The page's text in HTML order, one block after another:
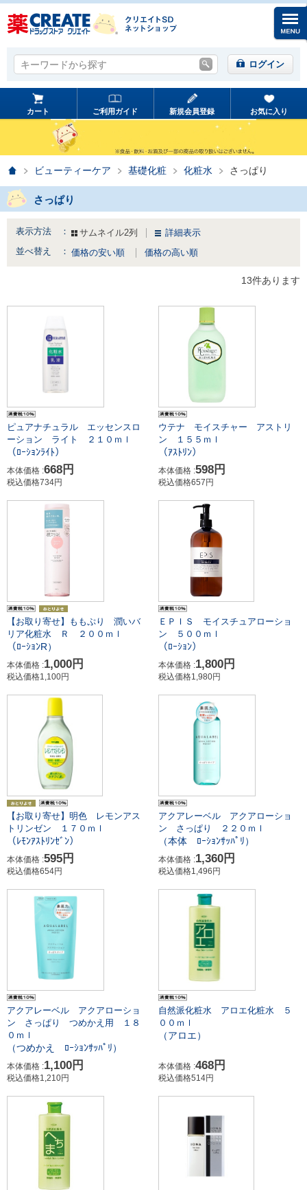
キーワードから探す
キーワードから探す ログイン
カート ご利用ガイド 新規会員登録 お気に入り
ホームビューティーケア 基礎化粧 化粧水 さっぱり
さっぱり
表示方法 ： サムネイル2列
詳細表示
並べ替え ： 価格の安い順 価格の高い順
13件あります
ピュアナチュラル エッセンスロ
ーション ライト ２１０ｍｌ
（ﾛｰｼｮﾝﾗｲﾄ）
本体価格 :668円
税込価格734円
ウテナ モイスチャー アストリ
ン １５５ｍｌ
（ｱｽﾄﾘﾝ）
本体価格 :598円
税込価格657円
【お取り寄せ】ももぷり 潤いバ
リア化粧水 Ｒ ２００ｍｌ
（ﾛｰｼｮﾝR）
本体価格 :1,000円
税込価格1,100円
ＥＰＩＳ モイスチュアローショ
ン ５００ｍｌ
（ﾛｰｼｮﾝ）
本体価格 :1,800円
税込価格1,980円
【お取り寄せ】明色 レモンアス
トリンゼン １７０ｍｌ
（ﾚﾓﾝｱｽﾄﾘﾝｾﾞﾝ）
本体価格 :595円
税込価格654円
アクアレーベル アクアローショ
ン さっぱり ２２０ｍｌ
（本体 ﾛｰｼｮﾝｻｯﾊﾟﾘ）
本体価格 :1,360円
税込価格1,496円
アクアレーベル アクアローショ
ン さっぱり つめかえ用 １８
０ｍｌ
（つめかえ ﾛｰｼｮﾝｻｯﾊﾟﾘ）
本体価格 :1,100円
税込価格1,210円
自然派化粧水 アロエ化粧水 ５
００ｍｌ
（アロエ）
本体価格 :468円
税込価格514円